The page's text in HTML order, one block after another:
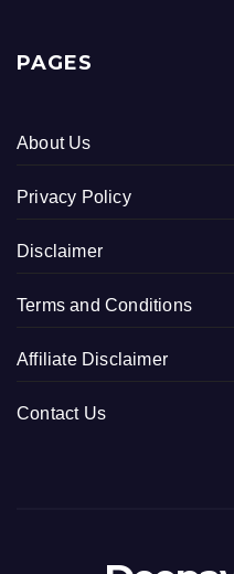
PAGES
About Us
Privacy Policy
Disclaimer
Terms and Conditions
Affiliate Disclaimer
Contact Us